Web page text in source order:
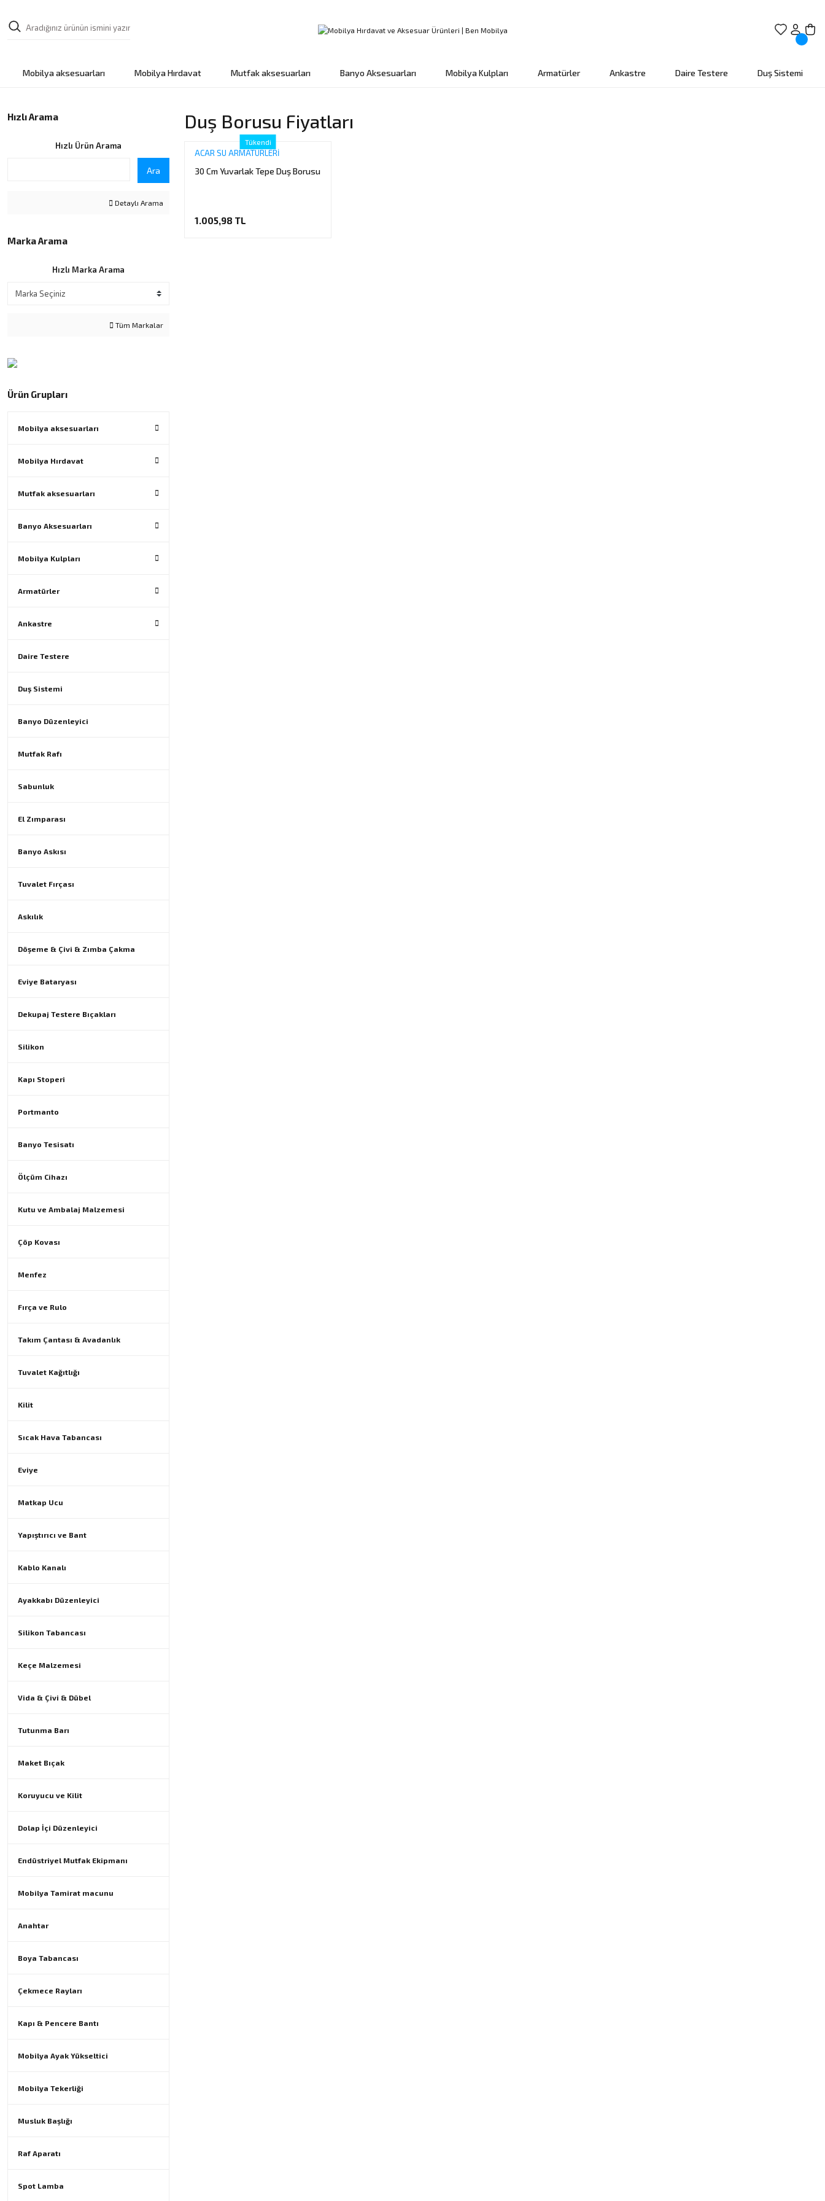
Mobilya aksesuarları Mobilya Hırdavat Mutfak aksesuarları Banyo Aksesuarları Mobilya Kulpları Armatürler Ankastre Daire Testere Duş Sistemi
Hızlı Arama
Hızlı Ürün Arama
Ara
Detaylı Arama
Marka Arama
Hızlı Marka Arama
Tüm Markalar
Ürün Grupları
Mobilya aksesuarları
Mobilya Hırdavat
Mutfak aksesuarları
Banyo Aksesuarları
Mobilya Kulpları
Armatürler
Ankastre
Daire Testere
Duş Sistemi
Banyo Düzenleyici
Mutfak Rafı
Sabunluk
El Zımparası
Banyo Askısı
Tuvalet Fırçası
Askılık
Döşeme & Çivi & Zımba Çakma
Eviye Bataryası
Dekupaj Testere Bıçakları
Silikon
Kapı Stoperi
Portmanto
Banyo Tesisatı
Ölçüm Cihazı
Kutu ve Ambalaj Malzemesi
Çöp Kovası
Menfez
Fırça ve Rulo
Takım Çantası & Avadanlık
Tuvalet Kağıtlığı
Kilit
Sıcak Hava Tabancası
Eviye
Matkap Ucu
Yapıştırıcı ve Bant
Kablo Kanalı
Ayakkabı Düzenleyici
Silikon Tabancası
Keçe Malzemesi
Vida & Çivi & Dübel
Tutunma Barı
Maket Bıçak
Koruyucu ve Kilit
Dolap İçi Düzenleyici
Endüstriyel Mutfak Ekipmanı
Mobilya Tamirat macunu
Anahtar
Boya Tabancası
Çekmece Rayları
Kapı & Pencere Bantı
Mobilya Ayak Yükseltici
Mobilya Tekerliği
Musluk Başlığı
Raf Aparatı
Spot Lamba
Duş Borusu Fiyatları
Tükendi
ACAR SU ARMATÜRLERİ
30 Cm Yuvarlak Tepe Duş Borusu
1.005,98 TL